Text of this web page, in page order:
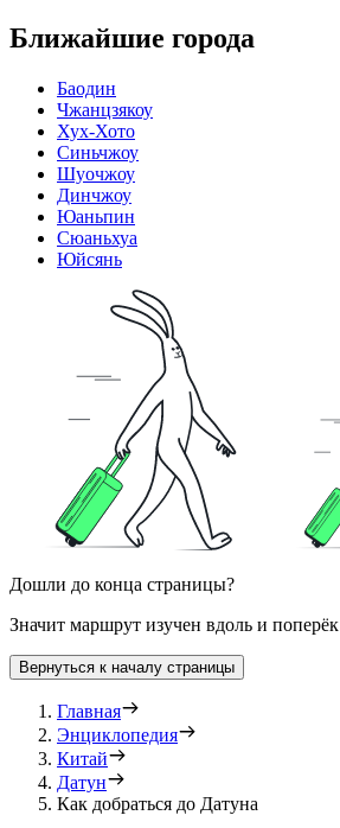
Ближайшие города
Баодин
Чжанцзякоу
Хух-Хото
Синьчжоу
Шуочжоу
Динчжоу
Юаньпин
Сюаньхуа
Юйсянь
Дошли до конца страницы?
Значит маршрут изучен вдоль и поперёк
Вернуться к началу страницы
Главная
Энциклопедия
Китай
Датун
Как добраться до Датуна